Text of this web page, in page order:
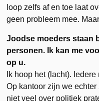
loop zelfs af en toe laat
geen probleem mee.
Joodse moeders staan
personen. Ik kan me
op u.
Ik hoop het (lacht).
Op kantoor zijn we
niet veel over politiek